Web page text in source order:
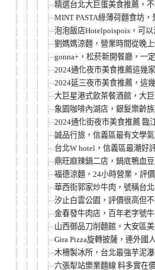
精選台北大巨蛋美食推薦，
MINT PASTA綠薄荷麵食坊
泡泡飯店Hotelpoispois，可
劉媽媽涼麵，營業時間從晚
gonna+，松菸新開餐廳，一
2024通化夜市美食推薦這幾
2024延三夜市美食推薦，這
大巨星港式飲茶餐酒館，大
象園咖啡內湖店，銀髮樂齡
2024通化街夜市美食推薦 臨
誠品行旅，信義區最有文學
台北W hotel，信義區最潮好
鼎旺麻辣鍋二店，鍋底鴨血
福德涼麵，24小時營業，評
華西街郭家炒牛肉，號稱台
汐止白雲公園，評價很高但
金春發牛肉店，百年老字號
山西御品刀削麵館，大安區
Gira Pizza旋轉披薩，連外國
木柵製冰所，台北最強芋泥
六張犁站樂業麵線 料多實在